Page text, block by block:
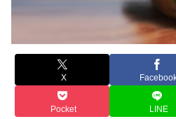
X
Pocket LINE